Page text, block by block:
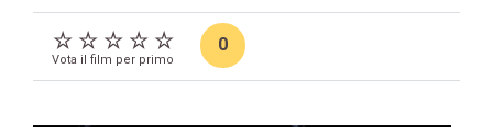
Vota il film per primo
0